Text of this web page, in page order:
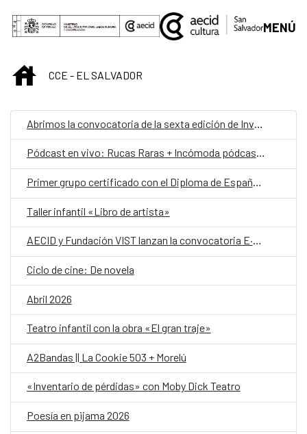
Saltar al contenido principal
MENÚ
INICIOCCE - EL SALVADOR
Pódcast en vivo: Rucas Raras + Incómoda pódcast + Hablemos de mujeres libres
Primer grupo certificado con el Diploma de Español como Lengua Extranjera del Instituto Cervantes en El Salvador
Taller infantil «Libro de artista»
AECID y Fundación VIST lanzan la convocatoria E·CO/26] Sobre el tiempo
Ciclo de cine: De novela
Abril 2026
Teatro infantil con la obra «El gran traje»
A2Bandas || La Cookie 503 + Morelú
«Inventario de pérdidas» con Moby Dick Teatro
Poesía en pijama 2026